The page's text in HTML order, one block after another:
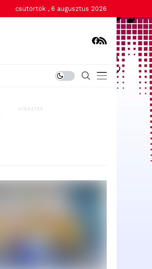
csütörtök , 6 augusztus 2026
HIRDETÉS